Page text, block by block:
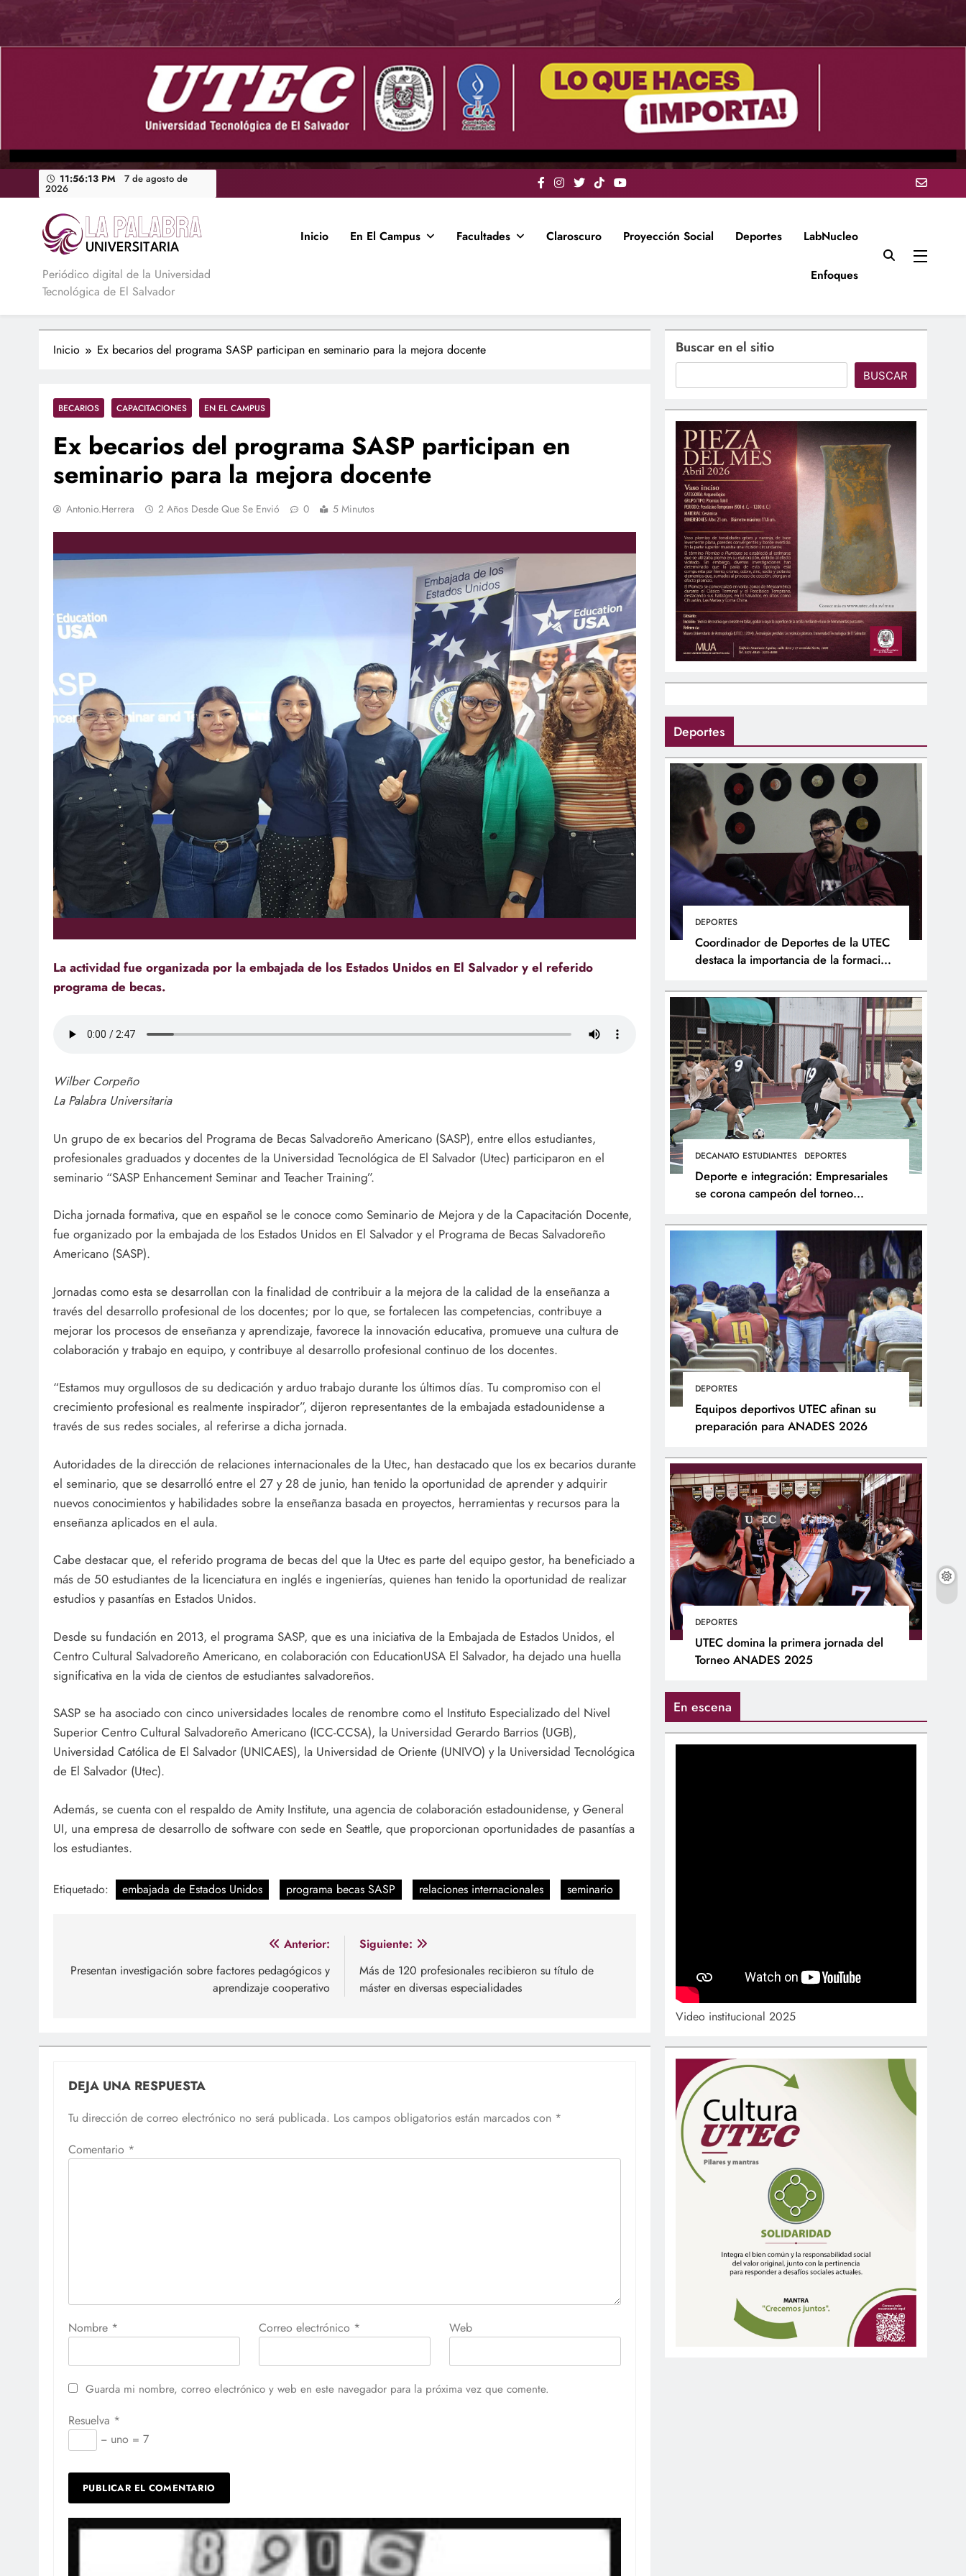
contenido
11:56:14 PM 7 de agosto de
2026
La Palabra Universitaria
Periódico digital de la Universidad
Tecnológica de El Salvador
Inicio En El Campus Facultades Claroscuro Proyección Social Deportes LabNucleo
Enfoques
Inicio Ex becarios del programa SASP participan en seminario para la mejora docente
BECARIOS CAPACITACIONES EN EL CAMPUS
Ex becarios del programa SASP participan en
seminario para la mejora docente
Antonio.herrera 2 Años Desde Que Se Envió 0 5 Minutos
La actividad fue organizada por la embajada de los Estados Unidos en El Salvador y el referido
programa de becas.
Wilber Corpeño
La Palabra Universitaria
Un grupo de ex becarios del Programa de Becas Salvadoreño Americano (SASP), entre ellos estudiantes,
profesionales graduados y docentes de la Universidad Tecnológica de El Salvador (Utec) participaron en el
seminario “SASP Enhancement Seminar and Teacher Training”.
Dicha jornada formativa, que en español se le conoce como Seminario de Mejora y de la Capacitación Docente,
fue organizado por la embajada de los Estados Unidos en El Salvador y el Programa de Becas Salvadoreño
Americano (SASP).
Jornadas como esta se desarrollan con la finalidad de contribuir a la mejora de la calidad de la enseñanza a
través del desarrollo profesional de los docentes; por lo que, se fortalecen las competencias, contribuye a
mejorar los procesos de enseñanza y aprendizaje, favorece la innovación educativa, promueve una cultura de
colaboración y trabajo en equipo, y contribuye al desarrollo profesional continuo de los docentes.
“Estamos muy orgullosos de su dedicación y arduo trabajo durante los últimos días. Tu compromiso con el
crecimiento profesional es realmente inspirador”, dijeron representantes de la embajada estadounidense a
través de sus redes sociales, al referirse a dicha jornada.
Autoridades de la dirección de relaciones internacionales de la Utec, han destacado que los ex becarios durante
el seminario, que se desarrolló entre el 27 y 28 de junio, han tenido la oportunidad de aprender y adquirir
nuevos conocimientos y habilidades sobre la enseñanza basada en proyectos, herramientas y recursos para la
enseñanza aplicados en el aula.
Cabe destacar que, el referido programa de becas del que la Utec es parte del equipo gestor, ha beneficiado a
más de 50 estudiantes de la licenciatura en inglés e ingenierías, quienes han tenido la oportunidad de realizar
estudios y pasantías en Estados Unidos.
Desde su fundación en 2013, el programa SASP, que es una iniciativa de la Embajada de Estados Unidos, el
Centro Cultural Salvadoreño Americano, en colaboración con EducationUSA El Salvador, ha dejado una huella
significativa en la vida de cientos de estudiantes salvadoreños.
SASP se ha asociado con cinco universidades locales de renombre como el Instituto Especializado del Nivel
Superior Centro Cultural Salvadoreño Americano (ICC-CCSA), la Universidad Gerardo Barrios (UGB),
Universidad Católica de El Salvador (UNICAES), la Universidad de Oriente (UNIVO) y la Universidad Tecnológica
de El Salvador (Utec).
Además, se cuenta con el respaldo de Amity Institute, una agencia de colaboración estadounidense, y General
UI, una empresa de desarrollo de software con sede en Seattle, que proporcionan oportunidades de pasantías a
los estudiantes.
Etiquetado: embajada de Estados Unidos programa becas SASP relaciones internacionales seminario
de
Anterior:
Presentan investigación sobre factores pedagógicos y
aprendizaje cooperativo
Siguiente:
Más de 120 profesionales recibieron su título de
máster en diversas especialidades
DEJA UNA RESPUESTA
Tu dirección de correo electrónico no será publicada. Los campos obligatorios están marcados con *
Comentario *
Nombre * Correo electrónico * Web
Guarda mi nombre, correo electrónico y web en este navegador para la próxima vez que comente.
Resuelva *
− uno = 7
Buscar en el sitio
BUSCAR
Deportes
DEPORTES
Coordinador de Deportes de la UTEC
destaca la importancia de la formación
DECANATO ESTUDIANTES DEPORTES
Deporte e integración: Empresariales
se corona campeón del torneo
DEPORTES
Equipos deportivos UTEC afinan su
preparación para ANADES 2026
DEPORTES
UTEC domina la primera jornada del
Torneo ANADES 2025
En escena
Video institucional 2025